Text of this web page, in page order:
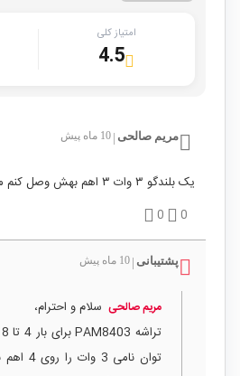
امتیاز کلی
4.5
مریم صالحی 10 ماه پیش
یک بلندگو ۳ وات ۳ اهم بهش وصل کنم مشکلی پیش میاد
0
0
پشتیبانی 10 ماه پیش
مریم صالحی سلام و احترام،